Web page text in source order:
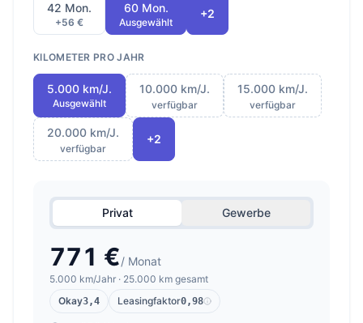
42 Mon.
+56 €
60 Mon.
Ausgewählt
+2
KILOMETER PRO JAHR
5.000 km/J.
Ausgewählt
10.000 km/J.
verfügbar
15.000 km/J.
verfügbar
20.000 km/J.
verfügbar
+2
Privat Gewerbe
771 €/ Monat
5.000 km/Jahr · 25.000 km gesamt
Okay3,4 Leasingfaktor0,98